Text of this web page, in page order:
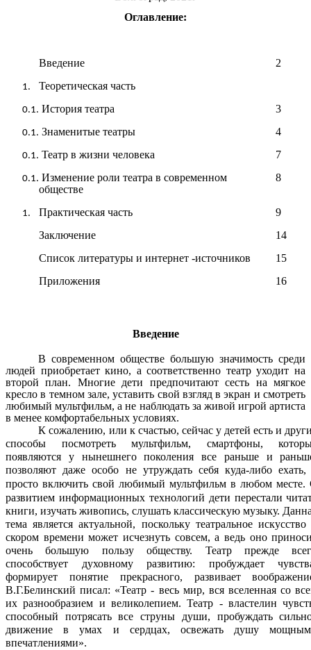
Оглавление:
Введение
2
Теоретическая часть
История театра
3
Знаменитые театры
4
Театр в жизни человека
7
Изменение роли театра в современном
обществе
8
Практическая часть
9
Заключение
14
Список литературы и интернет -источников
15
Приложения
16
Введение
В современном обществе большую значимость среди
людей приобретает кино, а соответственно театр уходит на
второй план. Многие дети предпочитают сесть на мягкое
кресло в темном зале, уставить свой взгляд в экран и смотреть
любимый мультфильм, а не наблюдать за живой игрой артиста
в менее комфортабельных условиях.
К сожалению, или к счастью, сейчас у детей есть и
способы посмотреть мультфильм, смартфоны,
появляются у нынешнего поколения все раньше и
позволяют даже особо не утруждать себя куда-либо ехать,
просто включить свой любимый мультфильм в любом месте.
развитием информационных технологий дети перестали
книги, изучать живопись, слушать классическую музыку.
тема является актуальной, поскольку театральное
скором времени может исчезнуть совсем, а ведь оно
очень большую пользу обществу. Театр прежде
способствует духовному развитию: пробуждает
формирует понятие прекрасного, развивает
В.Г.Белинский писал: «Театр - весь мир, вся вселенная со
их разнообразием и великолепием. Театр - властелин
способный потрясать все струны души, пробуждать
движение в умах и сердцах, освежать душу
впечатлениями».